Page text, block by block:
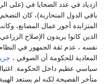
ازدياد في عدد الضحايا في (على
باقي الدول المتحاربة)، كان
المتزايدة أجور عمال المصانع،
الذين كانوا يريدون الإصلاح
نفسه ، عدم ثقة الجمهور في
المعادية للحكومة أن الصوفي ،
متأخر الفضيحة لكنه لم يستعد